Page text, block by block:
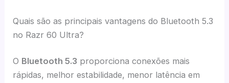
Quais são as principais vantagens do Bluetooth 5.3
no Razr 60 Ultra?
O Bluetooth 5.3 proporciona conexões mais
rápidas, melhor estabilidade, menor latência em